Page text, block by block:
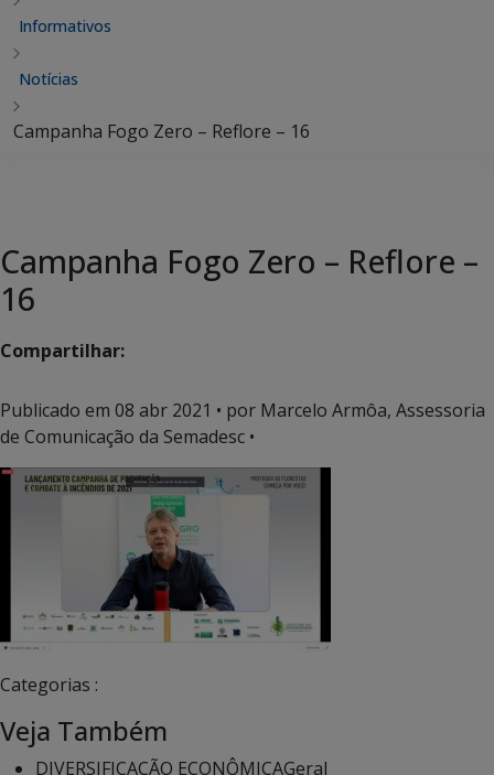
Informativos
Notícias
Campanha Fogo Zero – Reflore – 16
Campanha Fogo Zero – Reflore –
16
Compartilhar:
Publicado em 08 abr 2021 • por Marcelo Armôa, Assessoria
de Comunicação da Semadesc •
Categorias :
Veja Também
DIVERSIFICAÇÃO ECONÔMICAGeral